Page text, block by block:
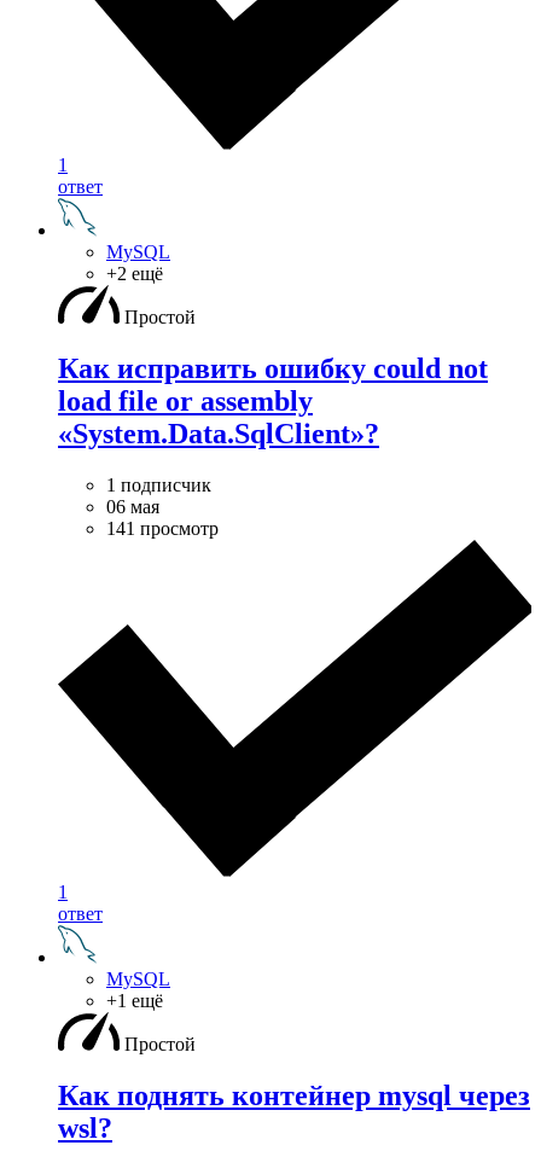
1
ответ
MySQL
+2 ещё
Простой
Как исправить ошибку could not
load file or assembly
«System.Data.SqlClient»?
1 подписчик
06 мая
141 просмотр
1
ответ
MySQL
+1 ещё
Простой
Как поднять контейнер mysql через
wsl?